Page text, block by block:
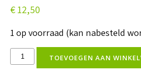
€12,50
1 op voorraad (kan nabesteld
Snotterige
snoetjes
TOEVOEGEN AAN